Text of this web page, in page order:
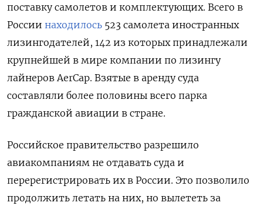
поставку самолетов и комплектующих. Всего в
России находилось 523 самолета иностранных
лизингодателей, 142 из которых принадлежали
крупнейшей в мире компании по лизингу
лайнеров AerCap. Взятые в аренду суда
составляли более половины всего парка
гражданской авиации в стране.
Российское правительство разрешило
авиакомпаниям не отдавать суда и
перерегистрировать их в России. Это позволило
продолжить летать на них, но вылететь за